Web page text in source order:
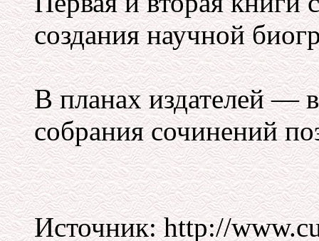
создания научной
В планах издателей —
собрания сочинений
Источник: http://